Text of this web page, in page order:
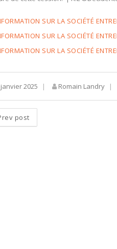
SUR LA SOCIÉTÉ
SUR LA SOCIÉTÉ
SUR LA SOCIÉTÉ
janvier 2025 Romain Landry
post